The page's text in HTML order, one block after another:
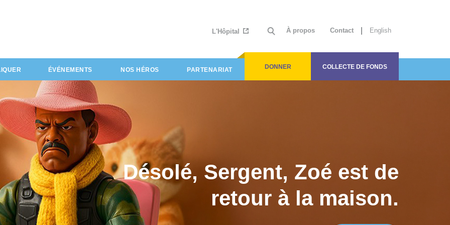
À propos Contact English
L'Hôpital
DONNER COLLECTE DE FONDS
ÉVÉNEMENTS NOS HÉROS PARTENARIAT
Désolé, Sergent, Zoé est de
retour à la maison.